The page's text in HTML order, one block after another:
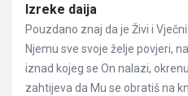
Članci
Izreke daija
Pouzdano znaj da je Živi i
Njemu sve svoje želje povjeri,
iznad kojeg se On nalazi,
zahtijeva da Mu se obratiš na